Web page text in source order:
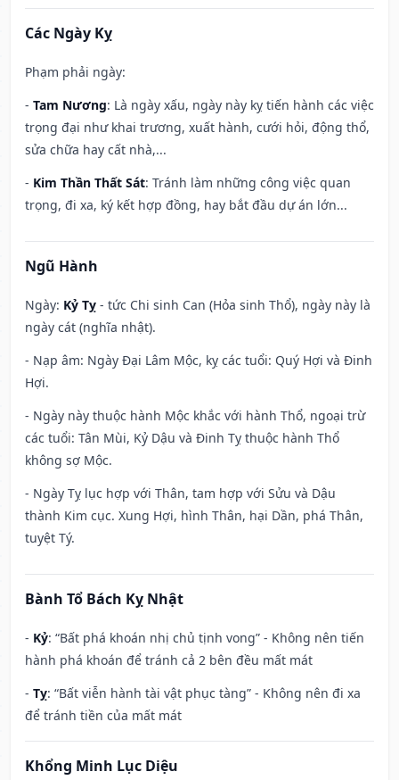
Các Ngày Kỵ
Phạm phải ngày:
- Tam Nương: Là ngày xấu, ngày này kỵ tiến hành các việc
trọng đại như khai trương, xuất hành, cưới hỏi, động thổ,
sửa chữa hay cất nhà,...
- Kim Thần Thất Sát: Tránh làm những công việc quan
trọng, đi xa, ký kết hợp đồng, hay bắt đầu dự án lớn...
Ngũ Hành
Ngày: Kỷ Tỵ - tức Chi sinh Can (Hỏa sinh Thổ), ngày này là
ngày cát (nghĩa nhật).
- Nạp âm: Ngày Đại Lâm Mộc, kỵ các tuổi: Quý Hợi và Đinh
Hợi.
- Ngày này thuộc hành Mộc khắc với hành Thổ, ngoại trừ
các tuổi: Tân Mùi, Kỷ Dậu và Đinh Tỵ thuộc hành Thổ
không sợ Mộc.
- Ngày Tỵ lục hợp với Thân, tam hợp với Sửu và Dậu
thành Kim cục. Xung Hợi, hình Thân, hại Dần, phá Thân,
tuyệt Tý.
Bành Tổ Bách Kỵ Nhật
- Kỷ: “Bất phá khoán nhị chủ tịnh vong” - Không nên tiến
hành phá khoán để tránh cả 2 bên đều mất mát
- Tỵ: “Bất viễn hành tài vật phục tàng” - Không nên đi xa
để tránh tiền của mất mát
Khổng Minh Lục Diệu